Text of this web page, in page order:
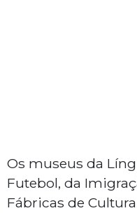
Os museus da
Futebol, da
Fábricas de